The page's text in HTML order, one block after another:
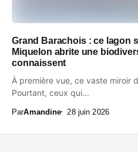
Grand Barachois : ce lagon
Miquelon abrite une
connaissent
À première vue, ce vaste miroir
Pourtant, ceux qui...
ParAmandine 28 juin 2026